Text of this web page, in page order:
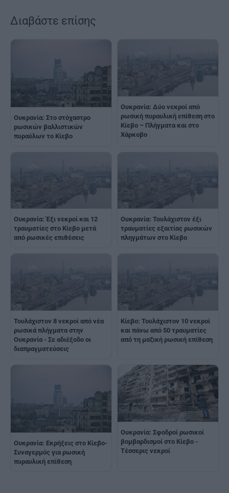
Διαβάστε επίσης
Ουκρανία: Στο στόχαστρο
ρωσικών βαλλιστικών
πυραύλων το Κίεβο
Ουκρανία: Δύο νεκροί από
ρωσική πυραυλική επίθεση στο
Κίεβο – Πλήγματα και στο
Χάρκοβο
Ουκρανία: Έξι νεκροί και 12
τραυματίες στο Κίεβο μετά
από ρωσικές επιθέσεις
Ουκρανία: Τουλάχιστον έξι
τραυματίες εξαιτίας ρωσικών
πληγμάτων στο Κίεβο
Τουλάχιστον 8 νεκροί από νέα
ρωσικά πλήγματα στην
Ουκρανία - Σε αδιέξοδο οι
διαπραγματεύσεις
Κίεβο: Τουλάχιστον 10 νεκροί
και πάνω από 50 τραυματίες
από τη μαζική ρωσική επίθεση
Ουκρανία: Εκρήξεις στο Κίεβο-
Συναγερμός για ρωσική
πυραυλική επίθεση
Ουκρανία: Σφοδροί ρωσικοί
βομβαρδισμοί στο Κίεβο -
Τέσσερις νεκροί